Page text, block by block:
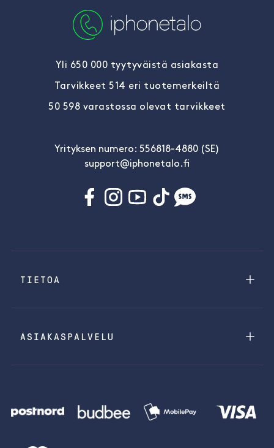
Yli 650 000 tyytyväistä asiakasta
Tarvikkeet 514 eri tuotemerkeiltä
50 598 varastossa olevat tarvikkeet
Yrityksen numero: 556818-4880 (SE)
support@iphonetalo.fi
TIETOA
ASIAKASPALVELU